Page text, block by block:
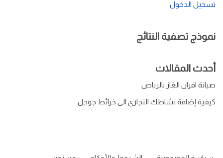
تسجيل الدخول
نموذج تصفية النتائج
أحدث المقالات
صيانة افران الغاز بالرياض
كيفية إضافة نشاطك التجاري الى خرائط جوجل